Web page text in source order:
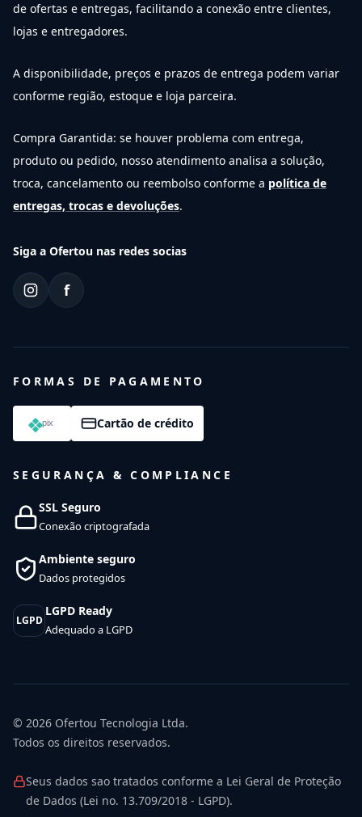
de ofertas e entregas, facilitando a conexão entre clientes,
lojas e entregadores.
A disponibilidade, preços e prazos de entrega podem variar
conforme região, estoque e loja parceira.
Compra Garantida: se houver problema com entrega,
produto ou pedido, nosso atendimento analisa a solução,
troca, cancelamento ou reembolso conforme a política de
entregas, trocas e devoluções.
Siga a Ofertou nas redes socias
f
FORMAS DE PAGAMENTO
Cartão de crédito
SEGURANÇA & COMPLIANCE
SSL Seguro
Conexão criptografada
Ambiente seguro
Dados protegidos
LGPD
LGPD Ready
Adequado a LGPD
© 2026 Ofertou Tecnologia Ltda.
Todos os direitos reservados.
Seus dados sao tratados conforme a Lei Geral de Proteção
de Dados (Lei no. 13.709/2018 - LGPD).